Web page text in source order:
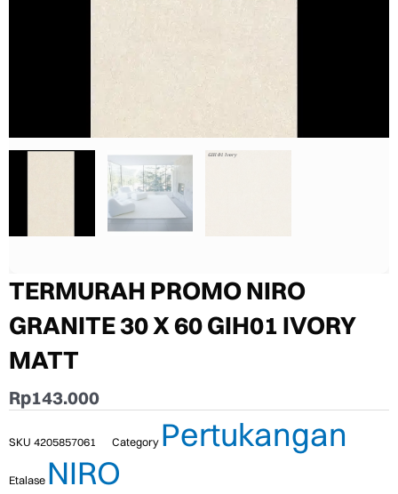
TERMURAH PROMO NIRO
GRANITE 30 X 60 GIH01 IVORY
MATT
Rp143.000
SKU 4205857061 Category Pertukangan
Etalase NIRO